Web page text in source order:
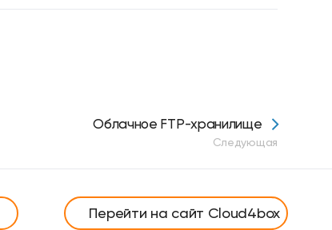
Облачное FTP-хранилище
Следующая
Перейти на сайт Cloud4box